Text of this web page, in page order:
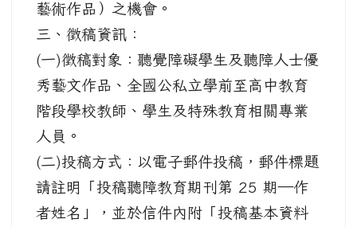
藝術作品）之機會。
三、徵稿資訊：
(一)徵稿對象：聽覺障礙學生及聽障人士優
秀藝文作品、全國公私立學前至高中教育
階段學校教師、學生及特殊教育相關專業
人員。
(二)投稿方式：以電子郵件投稿，郵件標題
請註明「投稿聽障教育期刊第 25 期—作
者姓名」，並於信件內附「投稿基本資料